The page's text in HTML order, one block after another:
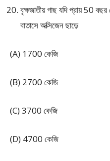
বৃক্ষজাতীয় গাছ যদি প্রায় 50 বছর
বাতাসে অক্সিজেন ছাড়ে
(A) 1700 কেজি
(B) 2700 কেজি
(C) 3700 কেজি
(D) 4700 কেজি